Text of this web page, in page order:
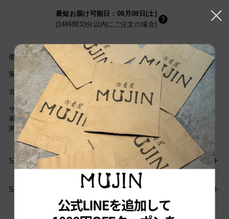
最短お届け可能日 : 08月08日(土)
(14時間33分以内にご注文の場合)
備考:写真参照
実寸サイズ(cm)着丈79cm/身幅58cm/肩幅50c m/袖丈21cm
古着屋MUJINの古着通販をご利用頂き誠にありがとうございます。
サイズは当社独自基準による参考サイズです。
表記サイズは商品に記載されているサイズです。
測定値の若干の誤差はご了承ください。
SIZE GUIDE
SHIPPING
お問い合わせはこちらから